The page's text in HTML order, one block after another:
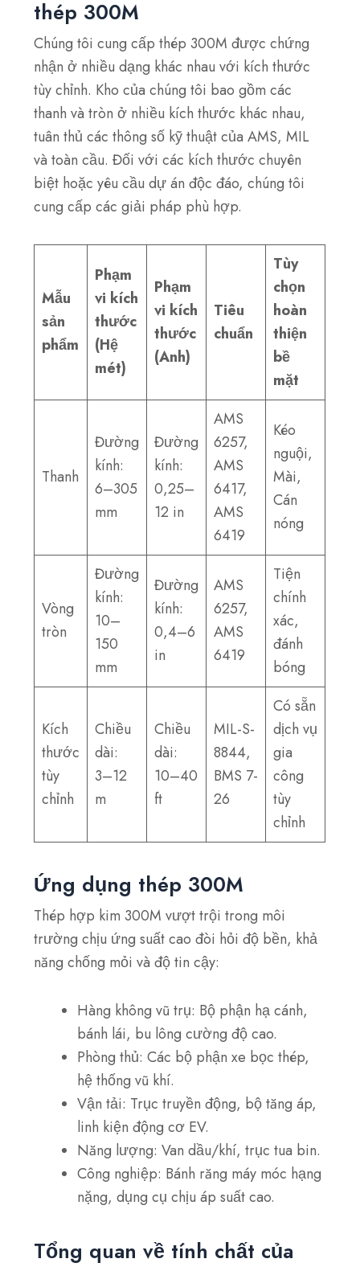
thép 300M
Chúng tôi cung cấp thép 300M được chứng
nhận ở nhiều dạng khác nhau với kích thước
tùy chỉnh. Kho của chúng tôi bao gồm các
thanh và tròn ở nhiều kích thước khác nhau,
tuân thủ các thông số kỹ thuật của AMS, MIL
và toàn cầu. Đối với các kích thước chuyên
biệt hoặc yêu cầu dự án độc đáo, chúng tôi
cung cấp các giải pháp phù hợp.
Mẫu
sản
phẩm
Phạm
vi kích
thước
(Hệ
mét)
Phạm
vi kích
thước
(Anh)
Tiêu
chuẩn
Tùy
chọn
hoàn
thiện
bề
mặt
Thanh
Đường
kính:
6–305
mm
Đường
kính:
0,25–
12 in
AMS
6257,
AMS
6417,
AMS
6419
Kéo
nguội,
Mài,
Cán
nóng
Vòng
tròn
Đường
kính:
10–
150
mm
Đường
kính:
0,4–6
in
AMS
6257,
AMS
6419
Tiện
chính
xác,
đánh
bóng
Kích
thước
tùy
chỉnh
Chiều
dài:
3–12
m
Chiều
dài:
10–40
ft
MIL-S-
8844,
BMS 7-
26
Có sẵn
dịch vụ
gia
công
tùy
chỉnh
Ứng dụng thép 300M
Thép hợp kim 300M vượt trội trong môi
trường chịu ứng suất cao đòi hỏi độ bền, khả
năng chống mỏi và độ tin cậy:
Hàng không vũ trụ: Bộ phận hạ cánh,
bánh lái, bu lông cường độ cao.
Phòng thủ: Các bộ phận xe bọc thép,
hệ thống vũ khí.
Vận tải: Trục truyền động, bộ tăng áp,
linh kiện động cơ EV.
Năng lượng: Van dầu/khí, trục tua bin.
Công nghiệp: Bánh răng máy móc hạng
nặng, dụng cụ chịu áp suất cao.
Tổng quan về tính chất của